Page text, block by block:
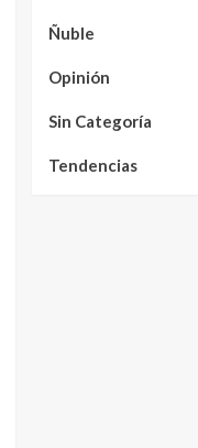
Ñuble
Opinión
Sin Categoría
Tendencias